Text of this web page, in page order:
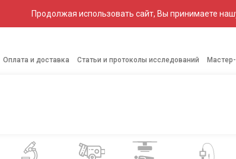
Продолжая использовать сайт, Вы принимаете
Оплата и доставка Статьи и протоколы исследований